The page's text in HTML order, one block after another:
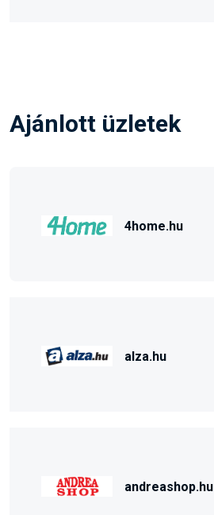
Ajánlott üzletek
4home.hu
alza.hu
andreashop.hu